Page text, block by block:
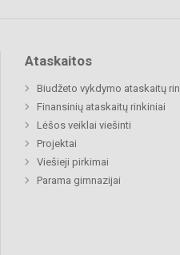
Ataskaitos
Biudžeto vykdymo ataskaitų
Finansinių ataskaitų rinkiniai
Lėšos veiklai viešinti
Projektai
Viešieji pirkimai
Parama gimnazijai